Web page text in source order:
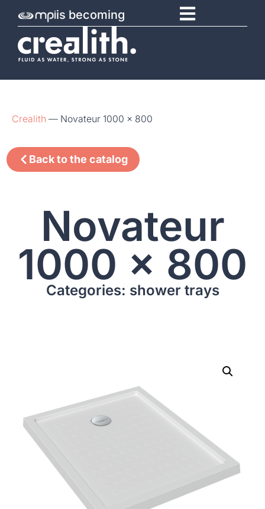
is becoming
Crealith — Novateur 1000 x 800
Back to the catalog
Novateur
1000 x 800
Categories: shower trays